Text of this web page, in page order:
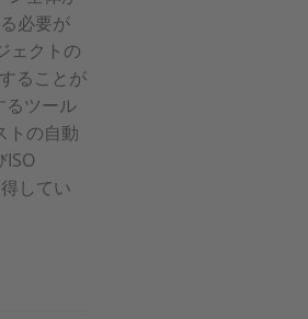
必要が
ェクトの
ることが
るツール
トの自動
してい